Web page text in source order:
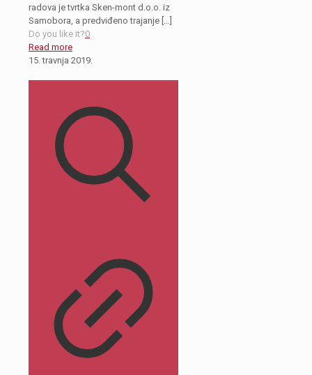
radova je tvrtka Sken-mont d.o.o. iz
Samobora, a predviđeno trajanje […]
Do you like it?0
Read more
15. travnja 2019.